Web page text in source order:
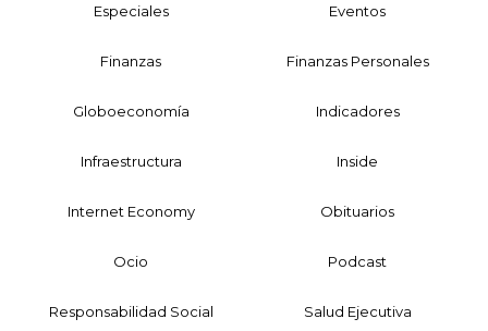
Especiales Eventos
Finanzas Finanzas Personales
Globoeconomía Indicadores
Infraestructura Inside
Internet Economy Obituarios
Ocio Podcast
Responsabilidad Social Salud Ejecutiva